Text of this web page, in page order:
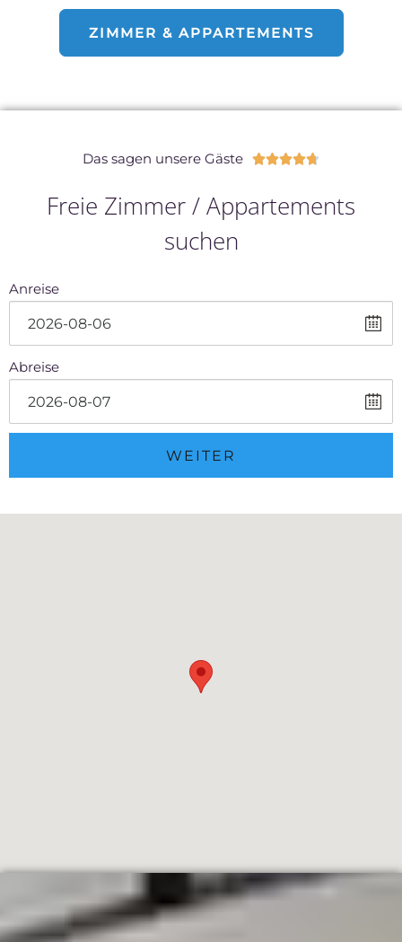
ZIMMER & APPARTEMENTS
Das sagen unsere Gäste 
Freie Zimmer / Appartements
suchen
Anreise
Abreise
WEITER